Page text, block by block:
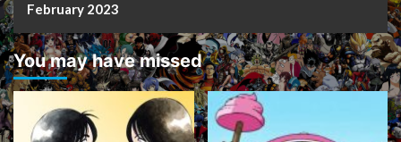
February 2023
You may have missed